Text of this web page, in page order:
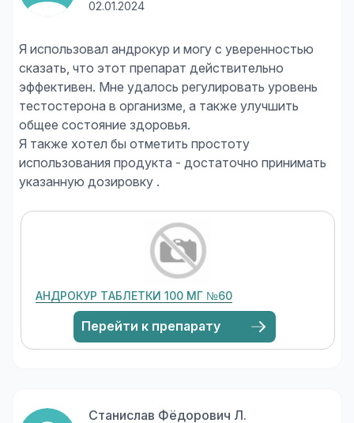
02.01.2024
Я использовал андрокур и могу с уверенностью
сказать, что этот препарат действительно
эффективен. Мне удалось регулировать уровень
тестостерона в организме, а также улучшить
общее состояние здоровья.
Я также хотел бы отметить простоту
использования продукта - достаточно принимать
АНДРОКУР ТАБЛЕТКИ 100 МГ №60
Перейти к препарату
Станислав Фёдорович Л.